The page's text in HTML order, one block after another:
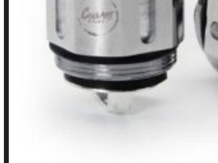
INSTITUCIONAL
Política de Privacidade
Política de Frete e Pagamento
Política de Garantia, Reembolso e Devolução